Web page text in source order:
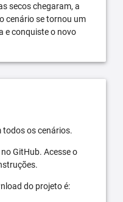
secos chegaram, a
cenário se tornou um
e conquiste o novo
todos os cenários.
GitHub. Acesse o
do projeto é: